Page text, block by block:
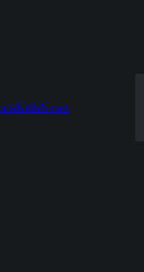
KidsNews